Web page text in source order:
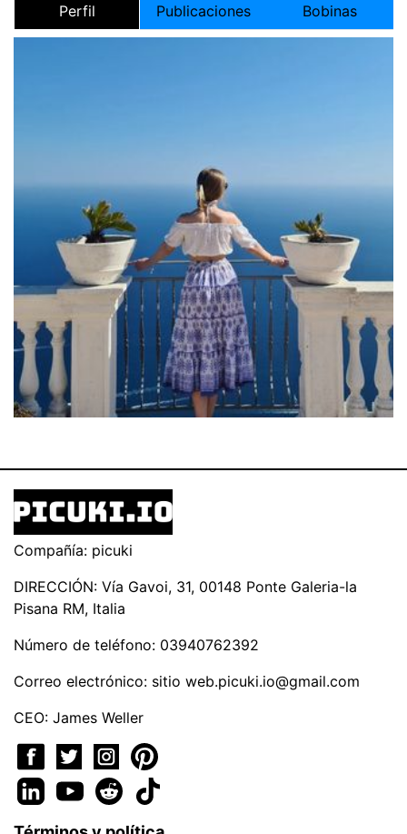
Perfil Publicaciones Bobinas
Compañía: picuki
DIRECCIÓN: Vía Gavoi, 31, 00148 Ponte Galeria-la
Pisana RM, Italia
Número de teléfono: 03940762392
Correo electrónico: sitio web.picuki.io@gmail.com
CEO: James Weller